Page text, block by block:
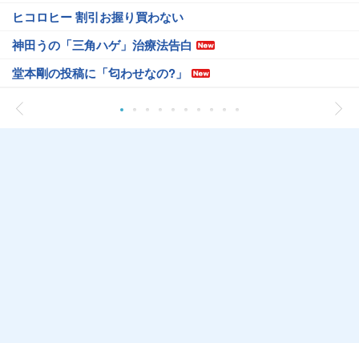
ヒコロヒー 割引お握り買わない
神田うの「三角ハゲ」治療法告白
堂本剛の投稿に「匂わせなの?」